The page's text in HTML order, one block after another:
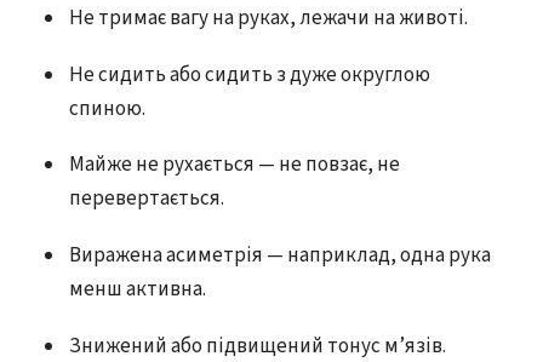
Не тримає вагу на руках, лежачи на животі.
Не сидить або сидить з дуже округлою
спиною.
Майже не рухається — не повзає, не
перевертається.
Виражена асиметрія — наприклад, одна рука
менш активна.
Знижений або підвищений тонус м’язів.